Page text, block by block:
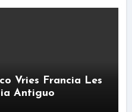
Vries Francia Les
Antiguo